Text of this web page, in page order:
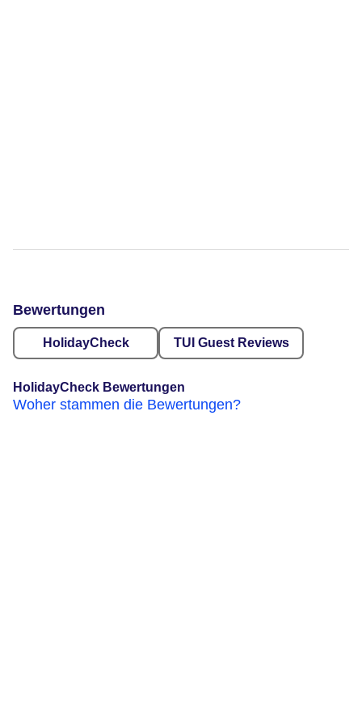
Bewertungen
HolidayCheck TUI Guest Reviews
HolidayCheck Bewertungen
Woher stammen die Bewertungen?